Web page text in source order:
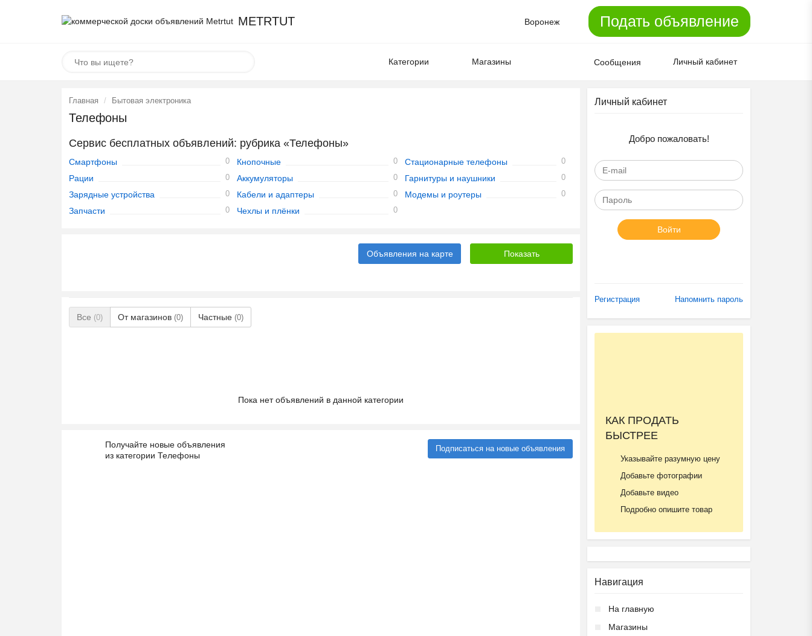
METRTUT Воронеж Подать объявление
Категории Магазины Сообщения Личный кабинет
Главная Бытовая электроника
Телефоны
Сервис бесплатных объявлений: рубрика «Телефоны»
Смартфоны 0 Кнопочные 0 Стационарные телефоны 0
Рации 0 Аккумуляторы 0 Гарнитуры и наушники 0
Зарядные устройства 0 Кабели и адаптеры 0 Модемы и роутеры 0
Запчасти 0 Чехлы и плёнки 0
Объявления на карте
Все (0) От магазинов (0) Частные (0)
Пока нет объявлений в данной категории
Получайте новые объявления
из категории Телефоны
Подписаться на новые объявления
Личный кабинет
Добро пожаловать!
Войти
Регистрация Напомнить пароль
КАК ПРОДАТЬ
БЫСТРЕЕ
Указывайте разумную цену
Добавьте фотографии
Добавьте видео
Подробно опишите товар
Навигация
На главную
Магазины